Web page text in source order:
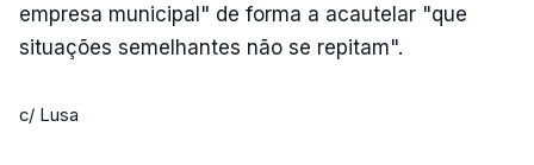
empresa municipal" de forma a acautelar "que
situações semelhantes não se repitam".
c/ Lusa